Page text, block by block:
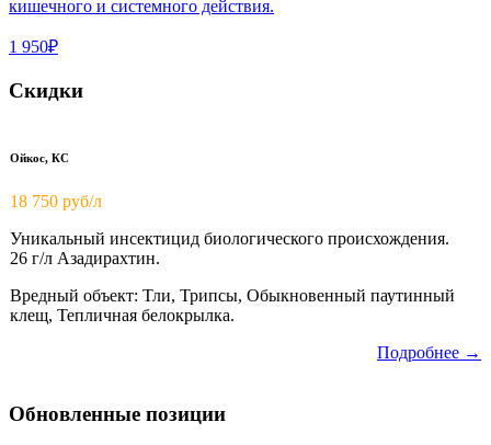
кишечного и системного действия.
1 950₽
Скидки
Ойкос, КС
18 750 руб/л
Уникальный инсектицид биологического происхождения.
26 г/л Азадирахтин.
Вредный объект: Тли, Трипсы, Обыкновенный паутинный
клещ, Тепличная белокрылка.
Подробнее →
Обновленные позиции